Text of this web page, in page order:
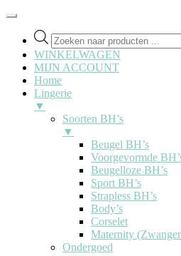
Producten
zoeken
WINKELWAGEN
MIJN ACCOUNT
Home
Lingerie
▼
Soorten BH’s
▼
Beugel BH’s
Voorgevormde
Beugelloze BH’s
Sport BH’s
Strapless BH’s
Body’s
Corselet
Maternity
Ondergoed